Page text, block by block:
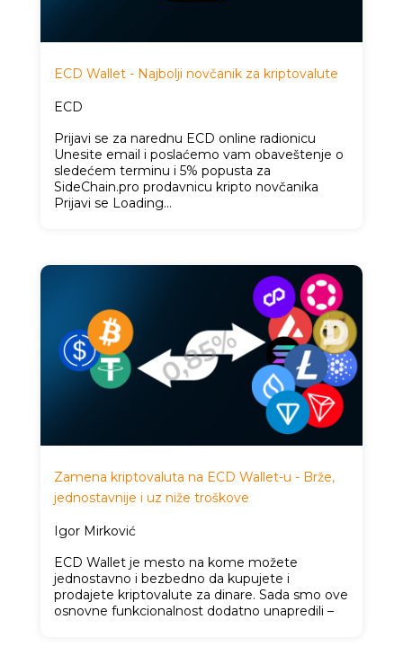
ECD Wallet - Najbolji novčanik za kriptovalute
ECD
Prijavi se za narednu ECD online radionicu
Unesite email i poslaćemo vam obaveštenje o
sledećem terminu i 5% popusta za
SideChain.pro prodavnicu kripto novčanika
Prijavi se Loading…
Zamena kriptovaluta na ECD Wallet-u - Brže,
jednostavnije i uz niže troškove
Igor Mirković
ECD Wallet je mesto na kome možete
jednostavno i bezbedno da kupujete i
prodajete kriptovalute za dinare. Sada smo ove
osnovne funkcionalnost dodatno unapredili –